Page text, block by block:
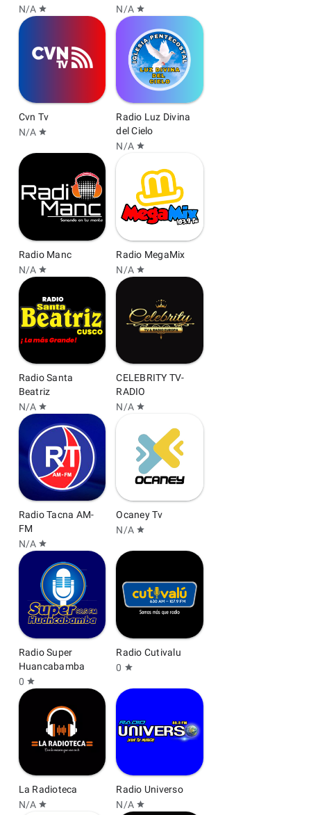
N/A star
N/A star
Cvn Tv
N/A star
Radio Luz Divina
del Cielo
N/A star
Radio Manc
N/A star
Radio MegaMix
N/A star
Radio Santa
Beatriz
N/A star
CELEBRITY TV-
RADIO
N/A star
Radio Tacna AM-
FM
N/A star
Ocaney Tv
N/A star
Radio Super
Huancabamba
0 star
Radio Cutivalu
0 star
La Radioteca
N/A star
Radio Universo
N/A star